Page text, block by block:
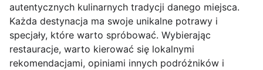
autentycznych kulinarnych tradycji danego miejsca.
Każda destynacja ma swoje unikalne potrawy i
specjały, które warto spróbować. Wybierając
restauracje, warto kierować się lokalnymi
rekomendacjami, opiniami innych podróżników i